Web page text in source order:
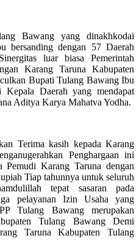
Bawang yang dinakhkodai
bersanding dengan 57 Daerah
luar biasa Pemerintah
Karang Taruna Kabupaten
Bupati Tulang Bawang Ibu
Daerah yang mendapat
Aditya Karya Mahatva Yodha.
Terima kasih kepada Karang
Penghargaan ini
Karang Taruna dengan
Tiap tahunnya untuk seluruh
tepat sasaran pada
pelayanan Izin Usaha yang
Tulang Bawang merupakan
Tulang Bawang Demi
Taruna Kabupaten Tulang